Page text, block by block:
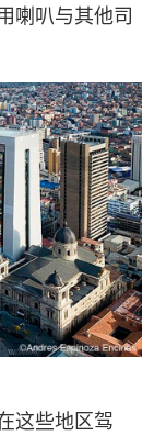
喇叭与其他司
这些地区驾